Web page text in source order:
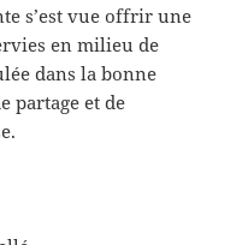
s’est vue offrir une
en milieu de
dans la bonne
partage et de